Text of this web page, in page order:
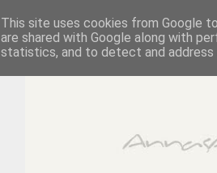
This site uses cookies from Google
are shared with Google along with
statistics, and to detect and address